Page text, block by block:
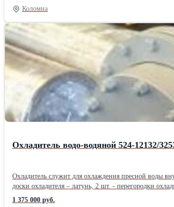
Коломна
Охладитель водо-водяной 524-12132/
Охладитель служит для охлаждения пресной воды внутреннего контура,
доски охладителя – латунь, 2 шт. - перегородки
Горизонтальное Поверхность охлаждения: 19,5 кв.м
1 375 000 руб.